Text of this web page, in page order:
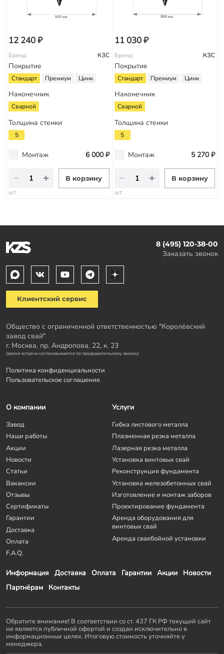
12 240 ₽
Бренд КЗС
Покрытие
Стандарт Премиум Цинк
Наконечник
Сварной
Толщина стенки
5
Монтаж 6 000 ₽
В корзину
шт
11 030 ₽
Бренд КЗС
Покрытие
Стандарт Премиум Цинк
Наконечник
Сварной
Толщина стенки
5
Монтаж 5 270 ₽
В корзину
шт
8 (495) 120-38-00
Заказать звонок
Клиентский сервис
Общество с ограниченной ответственностью "Королёвский
завод свай"
г. Москва, пр. Андропова, 22, к. 23
(время встречи согласовывается по предварительному звонку)
Политика конфиденциальности
Пользовательское соглашение
Информация Доставка Оплата Гарантии Акции
Новости
Партнёрам
Контакты
О компании
Завод
Наши работы
Акции
Новости
Статьи
Вакансии
Отзывы
Сертификаты
Гарантии
Доставка
Оплата
F.A.Q.
Услуги
Гибка листового металла
Плазменная резка металла
Лазерная резка металла
Установка винтовых свай
Реконструкция фундамента
Установка железобетонных свай
Изготовление и монтаж заборов
Проектирование фундамента
Аренда оборудования для
винтовых свай
Аренда сваебойной установки
Обратите внимание! В соответствии со ст. 437 ГК РФ текущий сайт
не является публичной офертой и создан исключительно в
информационных целях. Итоговую стоимость уточняйте у
менеджера.